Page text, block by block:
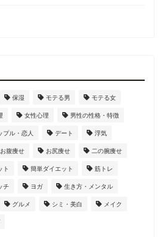
保湿 モテる男 モテる女
女性心理 男性の性格・特徴
プル・恋人 デート 浮気
お腹痩せ お尻痩せ 二の腕痩せ
ト 簡単ダイエット 筋トレ
チ ヨガ 生き方・メンタル
グルメ シミ・美白 メイク